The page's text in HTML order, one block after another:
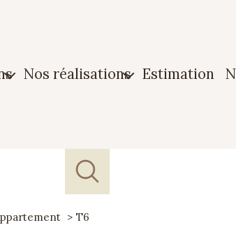
nos réalisations
Biens loués
estimation
T6